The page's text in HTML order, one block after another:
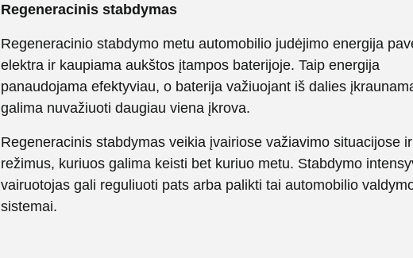
Regeneracinis stabdymas
Regeneracinio stabdymo metu automobilio judėjimo energija
elektra ir kaupiama aukštos įtampos baterijoje. Taip energija
panaudojama efektyviau, o baterija važiuojant iš dalies
galima nuvažiuoti daugiau viena įkrova.
Regeneracinis stabdymas veikia įvairiose važiavimo situacijose
režimus, kuriuos galima keisti bet kuriuo metu. Stabdymo
vairuotojas gali reguliuoti pats arba palikti tai automobilio
sistemai.